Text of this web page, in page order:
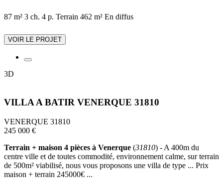
87 m² 3 ch. 4 p. Terrain 462 m² En diffus
VOIR LE PROJET
3D
VILLA A BATIR VENERQUE 31810
VENERQUE 31810
245 000 €
Terrain + maison 4 pièces à Venerque (31810) - A 400m du
centre ville et de toutes commodité, environnement calme, sur terrain
de 500m² viabilisé, nous vous proposons une villa de type ... Prix
maison + terrain 245000€ ...